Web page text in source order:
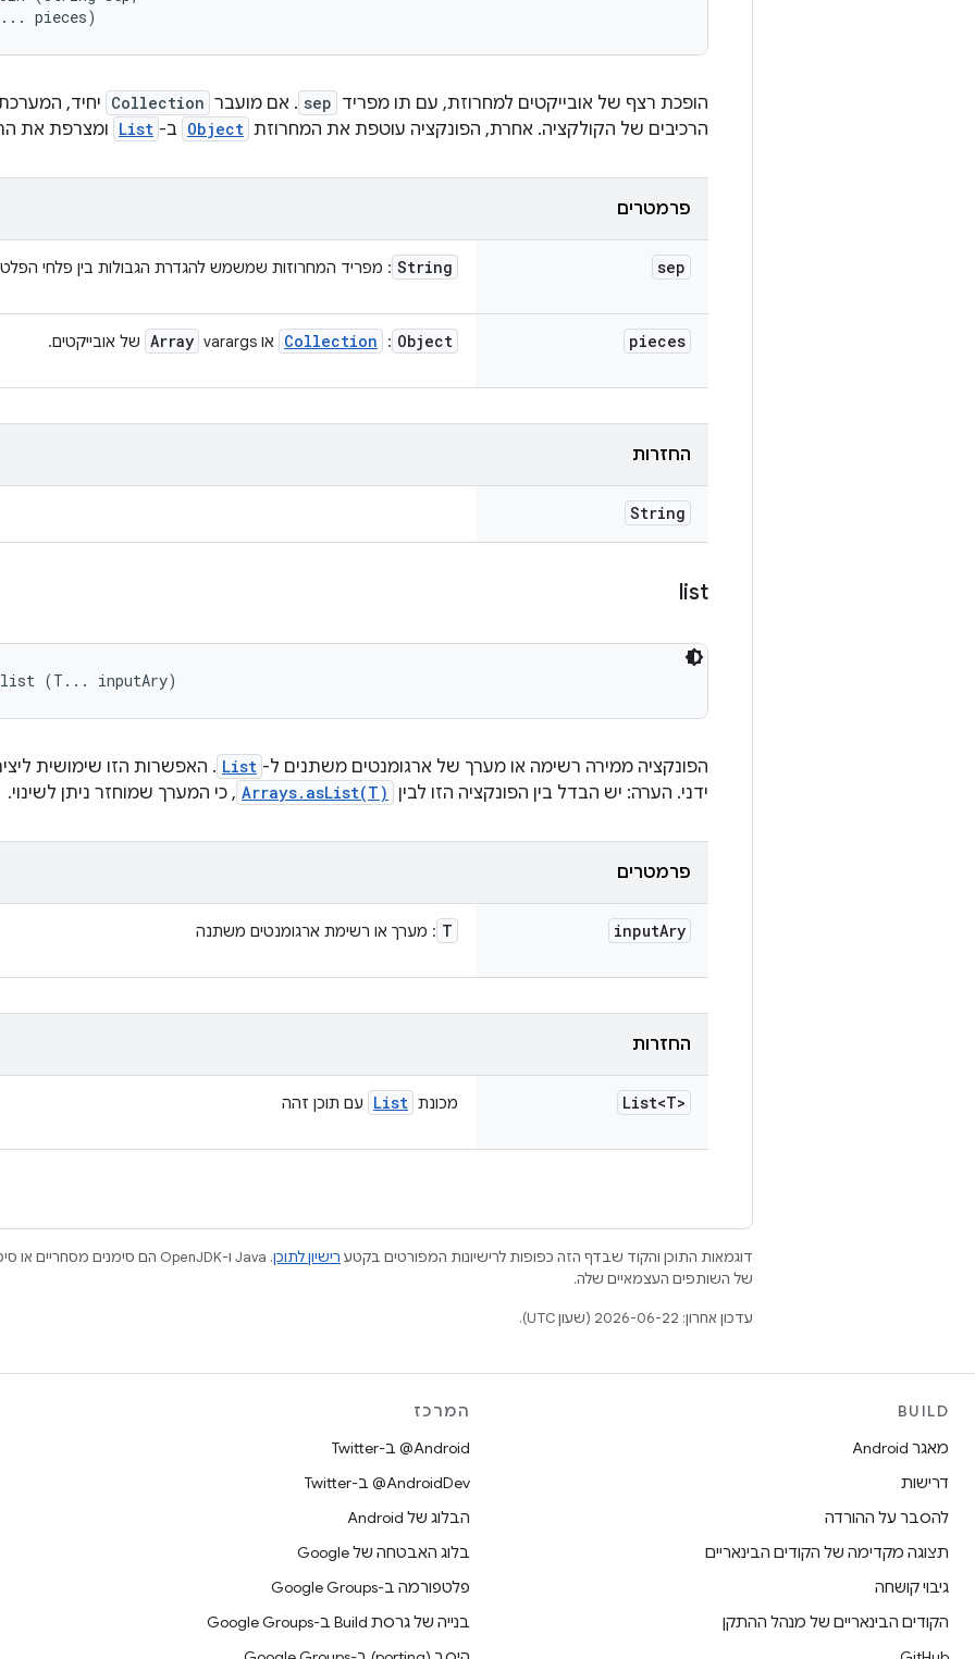
pieces)
הופכת רצף של אובייקטים למחרוזת, עם תו מפריד sep . אם מועבר Collection יחיד,
הרכיבים של הקולקציה. אחרת, הפונקציה עוטפת את המחרוזת Object ב- List ומצרפת את
פרמטרים
sep
String : מפריד המחרוזות שמשמש להגדרת הגבולות בין פלחי הפלט
pieces
Object
:
Collection או varargs Array של אובייקטים.
החזרות
String
list
list (T... inputAry)
הפונקציה ממירה רשימה או מערך של ארגומנטים משתנים ל- List . האפשרות הזו שימושית
ידני. הערה: יש הבדל בין הפונקציה הזו לבין
Arrays.asList(T) , כי המערך שמוחזר ניתן לשינוי.
פרמטרים
inputAry
T : מערך או רשימת ארגומנטים משתנה
החזרות
List<T> מכונת List עם תוכן זהה
דוגמאות התוכן והקוד שבדף הזה כפופות לרישיונות המפורטים בקטע רישיון לתוכן
של השותפים העצמאיים שלה.
עדכון אחרון: 2026-06-22 (שעון UTC).
BUILD
מאגר Android
דרישות
להסבר על ההורדה
תצוגה מקדימה של הקודים הבינאריים
גיבוי קושחה
הקודים הבינאריים של מנהל ההתקן
המרכז
‎@Android ב-Twitter
‎@AndroidDev ב-Twitter
הבלוג של Android
בלוג האבטחה של Google
פלטפורמה ב-Google Groups
בנייה של גרסת Build ב-Google Groups